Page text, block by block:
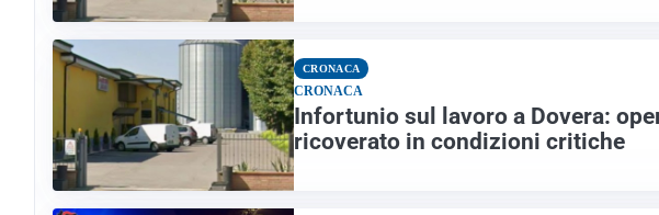
CRONACA
CRONACA
Infortunio sul lavoro a Dovera:
ricoverato in condizioni critiche